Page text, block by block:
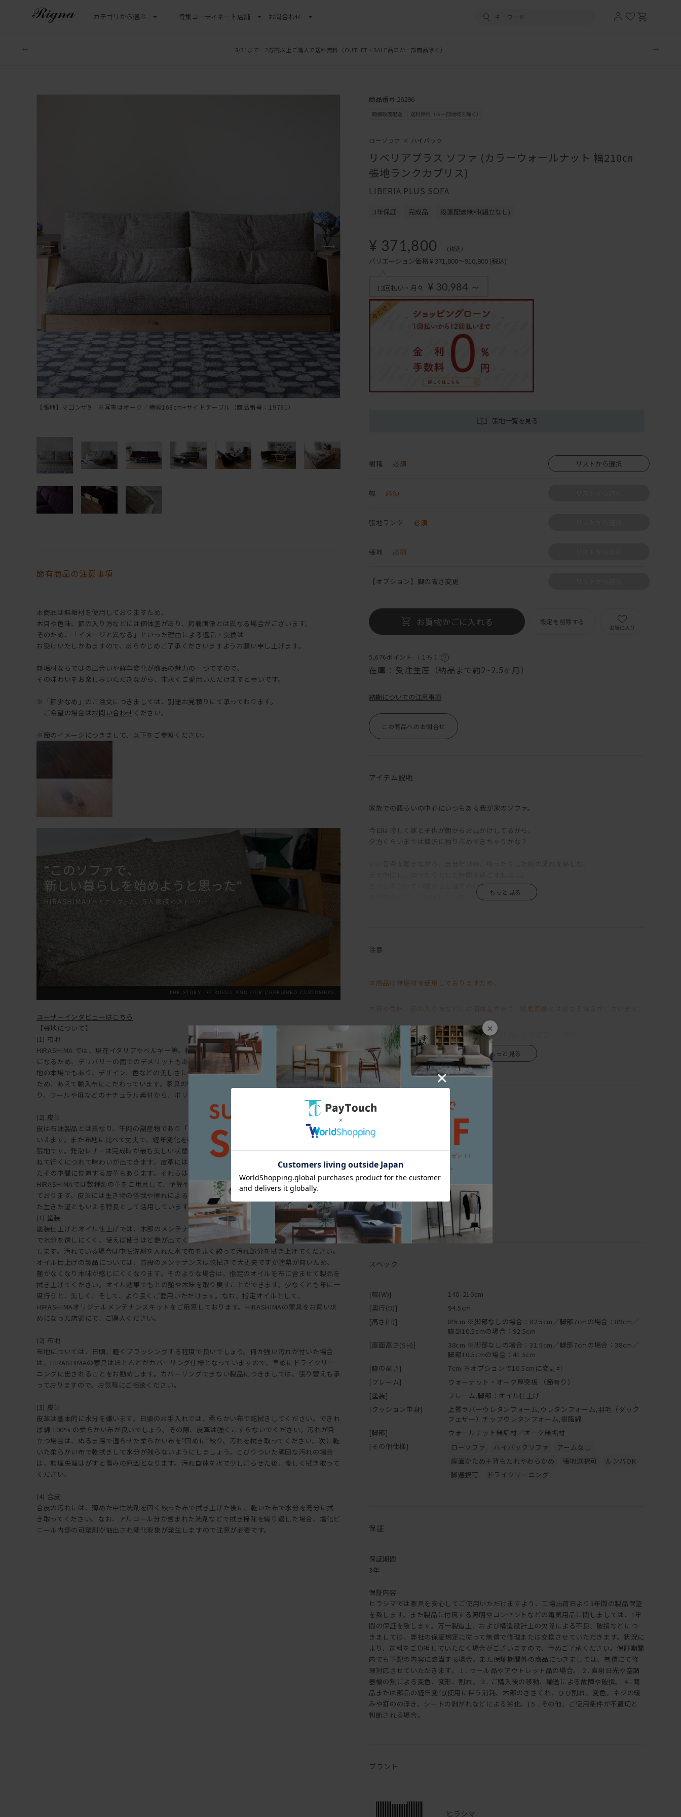
カテゴリから選ぶ 特集コーディネート店舗 お問合わせ
×
8/31まで 2万円以上ご購入で送料無料 （OUTLET・SALE品ほか一部商品除く）
【張地】マゴンザ9 ※写真はオーク／横幅168cm+サイドテーブル（商品番号：19791）
節有商品の注意事項
本商品は無垢材を使用しておりますため、
木目や色味、節の入り方などには個体差があり、掲載画像とは異なる場合がございます。
そのため、「イメージと異なる」といった理由による返品・交換は
お受けいたしかねますので、あらかじめご了承くださいますようお願い申し上げます。
無垢材ならではの風合いや経年変化が商品の魅力の一つですので、
その味わいをお楽しみいただきながら、末永くご愛用いただけますと幸いです。
※「節少なめ」のご注文につきましては、別途お見積りにて承っております。
ご希望の場合はお問い合わせ ください。
※節のイメージにつきまして、以下をご参照ください。
ユーザーインタビューはこちら
【張地について】
(1) 布地
HIRASHIMA では、現在イタリアやベルギー等、輸入布地を主体に使用しています。これらは輸入
になるため、デリバリーの面でのデメリットもありますが、イタリア及びベルギー製は、椅子張り
地の本場でもあり、デザイン、色などの美しさに優れており、HIRASHIMAの家具に調和しやすい
ため、あえて輸入布にこだわっています。家具の特長や用途に適した素材を適材適所で厳選してお
り、ウールや麻などのナチュラル素材から、ポリエステル等の化学繊維まで様々です。
(2) 皮革
皮は石油製品とは異なり、牛肉の副産物であり「牛の命を一部いただく」古代から続くエコ素材と
いえます。また布地に比べて丈夫で、経年変化を楽しむことができ、使い込むほどに親しみが湧く
張地です。発泡レザーは完成時が最も美しい状態ですが、皮革は完成時が始まりであり、歳月を重
ねて行くにつれて味わいが出てきます。皮革には染めたものと塗装で色を付けたものとがあり、ま
たその中間に位置する皮革もあります。それらはそれぞれ物質面やグレードが異なり、
HIRASHIMAでは数種類の革をご用意して、予算や使い方によってご要望にお応えできるよう努め
ております。皮革には生き物の怪我や擦れによる傷が一部見られることがありますが、これらもま
た生きた証ともいえる特長として活用しています。【メンテナンスについて】
(1) 塗装
塗装仕上げとオイル仕上げでは、木部のメンテナンスが異なります。塗装仕上げは、塗幕があるの
で水分を透しにくく、使えば使うほど艶が出てくるのが特長です。そのため埃を取る意味で乾拭き
します。汚れている場合は中性洗剤を入れた水で布をよく絞って汚れ部分を拭き上げてください。
オイル仕上げの製品については、普段のメンテナンスは乾拭きで大丈夫ですが塗幕が無いため、
艶がなくなり木味が感じにくくなります。そのような場合は、指定のオイルを布に含ませて製品を
拭き上げてください。オイル効果でもとの艶や木味を取り戻すことができます。少なくとも年に一
度行うと、美しく、そして、より長くご愛用いただけます。なお、指定オイルとして、
HIRASHIMAオリジナルメンテナンスキットをご用意しております。HIRASHIMAの家具をお買い求
めになった店頭にて、ご購入ください。
(2) 布地
布地については、日頃、軽くブラッシングする程度で良いでしょう。何か強い汚れが付いた場合
は、HIRASHIMAの家具はほとんどがカバーリング仕様となっていますので、早めにドライクリー
ニングに出されることをお勧めします。カバーリングできない製品につきましては、張り替えも承
っておりますので、お気軽にご相談ください。
(3) 皮革
皮革は基本的に水分を嫌います。日頃のお手入れでは、柔らかい布で乾拭きしてください。できれ
ば綿 100% の柔らかい布が良いでしょう。その際、皮革は強くこすらないでください。汚れが目
立つ場合は、ぬるま湯で湿らせた柔らかい布を“固めに”絞り、汚れを拭き取ってください。次に乾
いた柔らかい布で乾拭きして水分が残らないようにしましょう。こびりついた頑固な汚れの場合
は、無理矢理はがすと傷みの原因となります。汚れ自体を水で少し湿らせた後、優しく拭き取って
ください。
(4) 合皮
合皮の汚れには、薄めた中性洗剤を固く絞った布で拭き上げた後に、乾いた布で水分を充分に拭
き取ってください。なお、アルコール分が含まれた洗剤などで拭き掃除を繰り返した場合、塩化ビ
ニール内部の可塑剤が抽出され硬化現象が発生しますので注意が必要です。
商品番号 26296
ローソファ × ハイバック
リベリアプラス ソファ (カラーウォールナット 幅210㎝
張地ランクカプリス)
LIBERIA PLUS SOFA
3年保証 完成品 設置配送無料(組立なし)
¥ 371,800 (税込)
バリエーション価格 ¥ 371,800～910,800 (税込)
12回払い・月々 ¥ 30,984 ～
張地一覧を見る
樹種 必須 リストから選択
幅 必須
張地ランク 必須
張地 必須
【オプション】脚の高さ変更
お買物かごに入れる 設定を削除する
お気に入り
5,676ポイント （ 1％ ）
在庫： 受注生産（納品まで約2~2.5ヶ月）
納期についての注意事項
この商品へのお問合せ
アイテム説明
家族での語らいの中心にいつもある我が家のソファ。
今日は珍しく嫁と子供が朝からお出かけしてるから、
夕方くらいまでは贅沢に独り占めできちゃうかな？
あぐらをかいて昼間からお酒を呑むもよし。
長時間座っていても疲れない広く硬めの座クッション、
その後ろ姿はリビングの中心に置きたくなるほどに美しく、
といった私の要望を叶えるべくしてか、
背面がマガジン収納になっているというからもう驚きを隠せないでいる。。。
すっきりと軽やかな印象のクッションは良質なウレタンを使用し、
ふんだんに使われた羽毛とハイバックスタイルによる掛け心地が、
わたしを幸せな眠りへと誘います。
替カバーの販売も行っております。ご希望のお客様はお問い合わせください。
注意
本商品は無垢材を使用しておりますため、
木目や色味、節の入り方などには個体差があり、掲載画像とは異なる場合がございます。
そのため、「イメージと異なる」といった理由による返品・交換は
お受けいたしかねますので、あらかじめご了承くださいますようお願い申し上げます。
無垢材ならではの風合いや経年変化が商品の魅力の一つですので、
その味わいをお楽しみいただきながら、末永くご愛用いただけますと幸いです。
※「節少なめ」のご注文につきましては、別途お見積りにて承っております。
ご希望の場合は
お問い合わせ
ください。
・木材を使用した製品は、直射日光や寒暖の差の著しい場所、あるいは冷暖房器具の周
囲などは避けて設置してください。木材の割れ、変形、剥離などを起こしやすくなりま
す。
・箱物家具は、引き出しや扉の開閉を円滑にするためにも、できるだけ水平な場所に置
が可能です。
使用ください。
・組み立て家具（特にジョイント形式の家具）は年月の経過とともにボルトやネジのゆ
お願いします。
ドやソファ、椅子などの上での飛び跳ねや踏み台代わり等のご利用は、怪我や破損の原
因ともなりますので、家具の機能にそったご使用をお心がけください。
三面図
スペック
[幅(W)]
140-210cm
[奥行(D)]
94.5cm
[高さ(H)]
89cm ※脚部なしの場合：82.5cm／脚部7cmの場合：89cm／
脚部10.5cmの場合：92.5cm
[座面高さ(SH)]
38cm ※脚部なしの場合：31.5cm／脚部7cmの場合：38cm／
脚部10.5cmの場合：41.5cm
[脚の高さ]
7cm ※オプションで10.5cmに変更可
[フレーム]
ウォーナット・オーク厚突板 （節有り）
[塗装]
フレーム,脚部：オイル仕上げ
[クッション中身]
上質ラバーウレタンフォーム,ウレタンフォーム,羽毛（ダック
フェザー）チップウレタンフォーム,樹脂綿
[脚部]
ウォールナット無垢材／オーク無垢材
[その他仕様]
ローソファ ハイバックソファ
アームなし
座面かため＋背もたれやわらかめ
張地選択可
ルンバOK
脚選択可
ドライクリーニング
保証
保証期間
3年
保証内容
ヒラシマでは家具を安心してご使用いただけますよう、工場出荷日より3年間の製品保証
を致します。また製品に付属する照明やコンセントなどの電気用品に関しましては、1年
間の保証を致します。万一製造上、および構造設計上の欠陥による不良、破損などにつ
きましては、弊社の保証規定に従って無償で修理または交換させていただきます。状況に
より、送料をご負担していただく場合がございますので、予めご了承ください。保証期間
内でも下記の内容に該当する場合、また保証期間外の商品につきましては、有償にて修
理対応させていただきます。 1 . セール品やアウトレット品の場合。 2 . 直射日光や空調
器機の熱による変色、変形、割れ。 3 . ご購入後の移動、輸送による故障や破損。 4 . 商
品または部品の経年変化(使用に伴う消耗、木部のささくれ、ひび割れ、変色。ネジの緩
みや釘のの浮き、シートの剥がれなどによる劣化。) 5 . その他、ご使用条件が不適切と
判断される場合。
ブランド
ヒラシマ